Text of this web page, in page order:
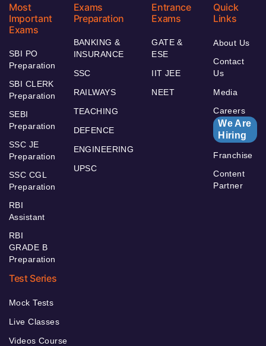
Most
Important
Exams
SBI PO
Preparation
SBI CLERK
Preparation
SEBI
Preparation
SSC JE
Preparation
SSC CGL
Preparation
RBI
Assistant
RBI
GRADE B
Preparation
Exams
Preparation
BANKING &
INSURANCE
SSC
RAILWAYS
TEACHING
DEFENCE
ENGINEERING
UPSC
Entrance
Exams
GATE &
ESE
IIT JEE
NEET
Quick
Links
About Us
Contact
Us
Media
Careers
We Are
Hiring
Franchise
Content
Partner
Test Series
Mock Tests
Live Classes
Videos Course